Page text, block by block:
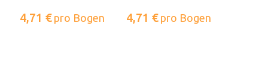
4,71 € pro Bogen 4,71 € pro Bogen